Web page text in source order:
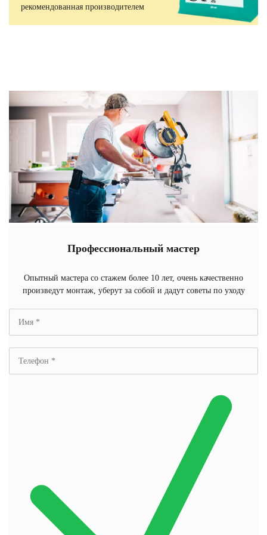
рекомендованная производителем
Профессиональный мастер
Опытный мастера со стажем более 10 лет, очень качественно
произведут монтаж, уберут за собой и дадут советы по уходу